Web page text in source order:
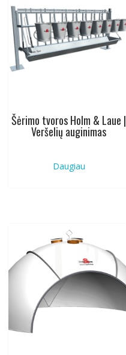
Šėrimo tvoros Holm & Laue |
Veršelių auginimas
Daugiau